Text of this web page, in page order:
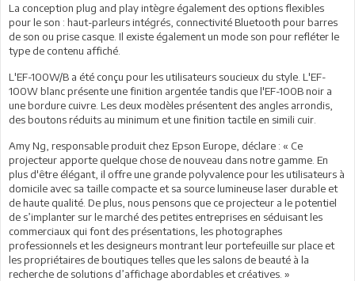
La conception plug and play intègre également des options flexibles
pour le son : haut-parleurs intégrés, connectivité Bluetooth pour barres
de son ou prise casque. Il existe également un mode son pour refléter le
type de contenu affiché.
L'EF-100W/B a été conçu pour les utilisateurs soucieux du style. L'EF-
100W blanc présente une finition argentée tandis que l'EF-100B noir a
une bordure cuivre. Les deux modèles présentent des angles arrondis,
des boutons réduits au minimum et une finition tactile en simili cuir.
Amy Ng, responsable produit chez Epson Europe, déclare : « Ce
projecteur apporte quelque chose de nouveau dans notre gamme. En
plus d'être élégant, il offre une grande polyvalence pour les utilisateurs à
domicile avec sa taille compacte et sa source lumineuse laser durable et
de haute qualité. De plus, nous pensons que ce projecteur a le potentiel
de s’implanter sur le marché des petites entreprises en séduisant les
commerciaux qui font des présentations, les photographes
professionnels et les designeurs montrant leur portefeuille sur place et
les propriétaires de boutiques telles que les salons de beauté à la
recherche de solutions d’affichage abordables et créatives. »